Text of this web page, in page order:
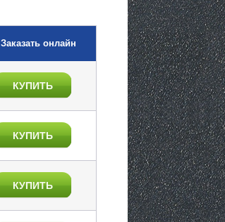
Заказать онлайн
КУПИТЬ
КУПИТЬ
КУПИТЬ